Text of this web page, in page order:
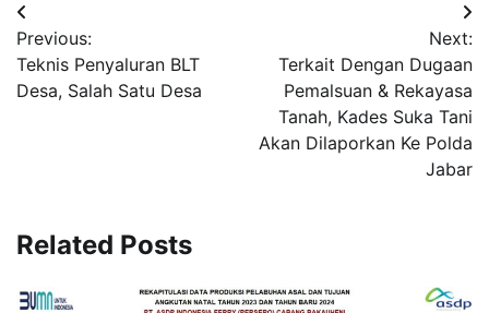
Post
navigation
Previous:
Teknis Penyaluran BLT
Desa, Salah Satu Desa
Next:
Terkait Dengan Dugaan
Pemalsuan & Rekayasa
Tanah, Kades Suka Tani
Akan Dilaporkan Ke Polda
Jabar
Related Posts